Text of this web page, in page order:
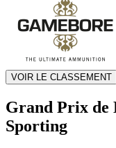
VOIR LE CLASSEMENT
Grand Prix de
Sporting